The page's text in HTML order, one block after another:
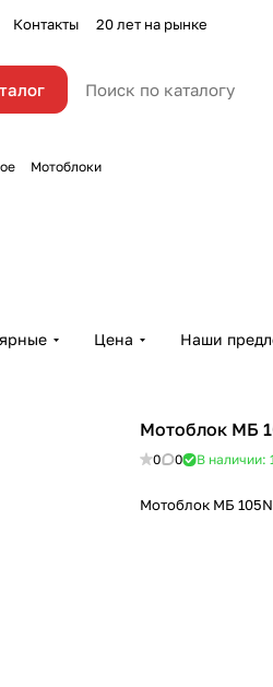
Контакты 20 лет на рынке
Мотоблоки
Цена Наши
Мотоблок МБ
0 0 В наличии:
Мотоблок МБ